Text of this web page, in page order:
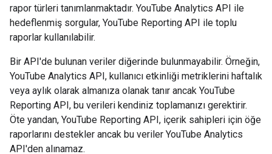
rapor türleri tanımlanmaktadır. YouTube Analytics API ile
hedeflenmiş sorgular, YouTube Reporting API ile toplu
raporlar kullanılabilir.
Bir API'de bulunan veriler diğerinde bulunmayabilir. Örneğin,
YouTube Analytics API, kullanıcı etkinliği metriklerini haftalık
veya aylık olarak almanıza olanak tanır ancak YouTube
Reporting API, bu verileri kendiniz toplamanızı gerektirir.
Öte yandan, YouTube Reporting API, içerik sahipleri için öğe
raporlarını destekler ancak bu veriler YouTube Analytics
API'den alınamaz.